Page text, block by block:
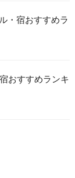
・宿おすすめラ
おすすめランキ